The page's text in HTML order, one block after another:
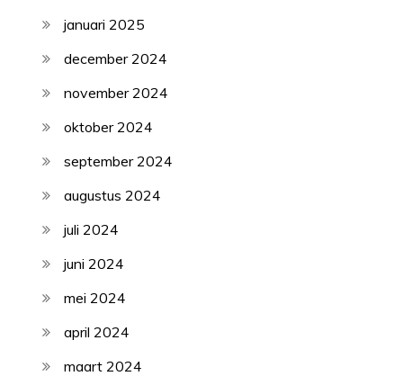
januari 2025
december 2024
november 2024
oktober 2024
september 2024
augustus 2024
juli 2024
juni 2024
mei 2024
april 2024
maart 2024